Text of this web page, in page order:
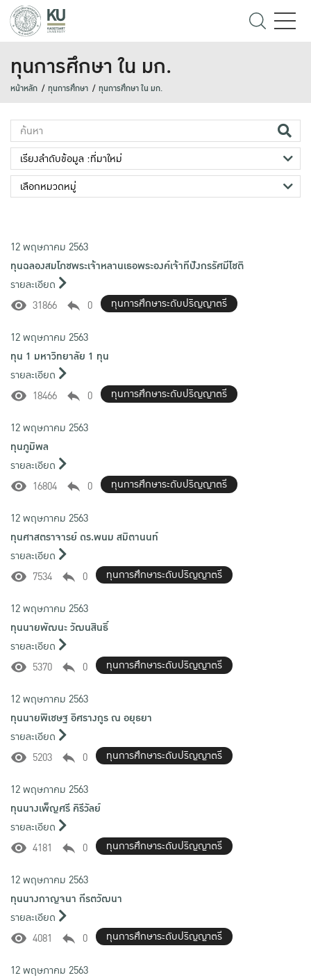
ทุนการศึกษา ใน มก.
หน้าหลัก ทุนการศึกษา ทุนการศึกษา ใน มก.
12 พฤษภาคม 2563
ทุนฉลองสมโภชพระเจ้าหลานเธอพระองค์เจ้าทีปังกรรัศมีโชติ
รายละเอียด
31866
0 ทุนการศึกษาระดับปริญญาตรี
12 พฤษภาคม 2563
ทุน 1 มหาวิทยาลัย 1 ทุน
รายละเอียด
18466
0 ทุนการศึกษาระดับปริญญาตรี
12 พฤษภาคม 2563
ทุนภูมิพล
รายละเอียด
16804
0 ทุนการศึกษาระดับปริญญาตรี
12 พฤษภาคม 2563
ทุนศาสตราจารย์ ดร.พนม สมิตานนท์
รายละเอียด
7534
0 ทุนการศึกษาระดับปริญญาตรี
12 พฤษภาคม 2563
ทุนนายพัฒนะ วัฒนสินธิ์
รายละเอียด
5370
0 ทุนการศึกษาระดับปริญญาตรี
12 พฤษภาคม 2563
ทุนนายพิเชษฐ อิศรางกูร ณ อยุธยา
รายละเอียด
5203
0 ทุนการศึกษาระดับปริญญาตรี
12 พฤษภาคม 2563
ทุนนางเพ็ญศรี คิรีวัลย์
รายละเอียด
4181
0 ทุนการศึกษาระดับปริญญาตรี
12 พฤษภาคม 2563
ทุนนางกาญจนา กีรตวัฒนา
รายละเอียด
4081
0 ทุนการศึกษาระดับปริญญาตรี
12 พฤษภาคม 2563